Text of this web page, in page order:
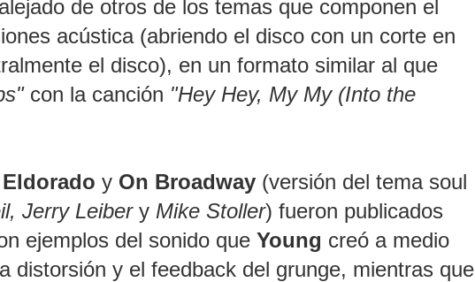
de otros de los temas que componen el
acústica (abriendo el disco con un corte en
el disco), en un formato similar al que
con la canción "Hey Hey, My My (Into the
Eldorado y On Broadway (versión del tema soul
Jerry Leibery Mike Stoller) fueron publicados
ejemplos del sonido que Young creó a medio
distorsión y el feedback del grunge, mientras que